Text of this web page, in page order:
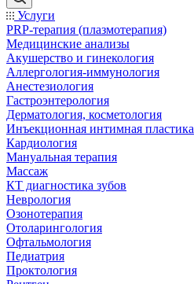
Услуги
PRP-терапия (плазмотерапия)
Медицинские анализы
Акушерство и гинекология
Аллергология-иммунология
Анестезиология
Гастроэнтерология
Дерматология, косметология
Инъекционная интимная пластика
Кардиология
Мануальная терапия
Массаж
КТ диагностика зубов
Неврология
Озонотерапия
Отоларингология
Офтальмология
Педиатрия
Проктология